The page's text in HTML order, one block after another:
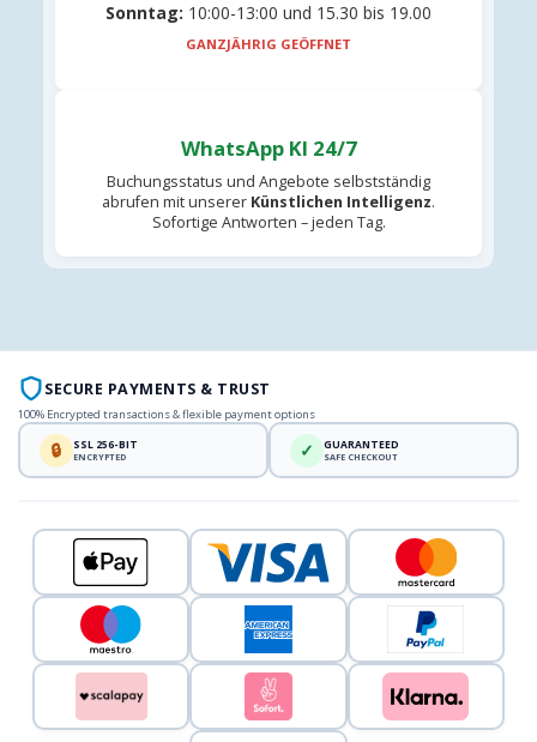
Sonntag: 10:00-13:00 und 15.30 bis 19.00
GANZJÄHRIG GEÖFFNET
WhatsApp KI 24/7
Buchungsstatus und Angebote selbstständig
abrufen mit unserer Künstlichen Intelligenz.
Sofortige Antworten – jeden Tag.
SECURE PAYMENTS & TRUST
100% Encrypted transactions & flexible payment options
🔒 SSL 256-BIT
ENCRYPTED ✓ GUARANTEED
SAFE CHECKOUT